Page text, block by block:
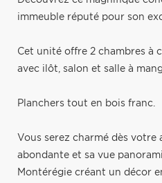
immeuble réputé pour son
Cet unité offre 2 chambres à
avec ilôt, salon et salle à
Planchers tout en bois franc.
Vous serez charmé dès votre
abondante et sa vue
Montérégie créant un décor